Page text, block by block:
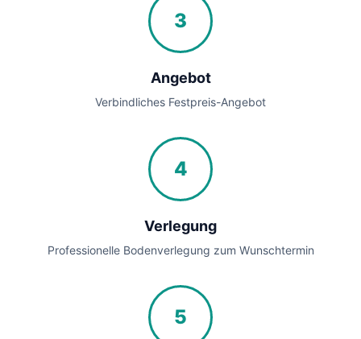
3
Angebot
Verbindliches Festpreis-Angebot
4
Verlegung
Professionelle Bodenverlegung zum Wunschtermin
5